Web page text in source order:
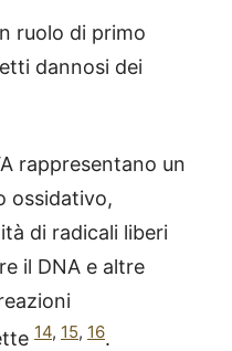
ruolo di primo
dannosi dei
rappresentano un
ossidativo,
di radicali liberi
il DNA e altre
14, 15, 16.